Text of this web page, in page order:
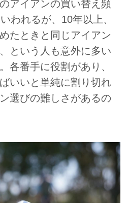
アイアンの買い替え頻
われるが、10年以上、
たときと同じアイアン
という人も意外に多い
各番手に役割があり、
いいと単純に割り切れ
選びの難しさがあるの